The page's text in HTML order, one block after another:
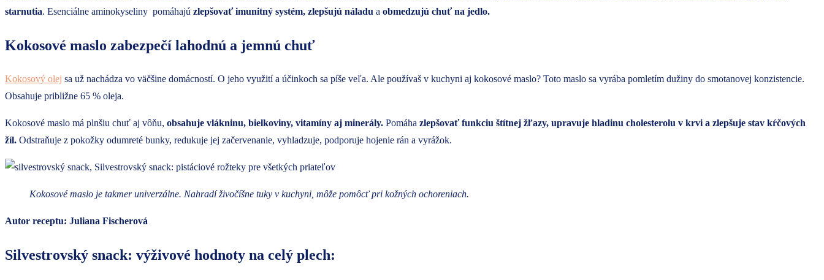
starnutia. Esenciálne aminokyseliny pomáhajú zlepšovať imunitný systém, zlepšujú náladu a obmedzujú chuť na jedlo.
Kokosové maslo zabezpečí lahodnú a jemnú chuť
Kokosový olej sa už nachádza vo väčšine domácností. O jeho využití a účinkoch sa píše veľa. Ale používaš v kuchyni aj kokosové maslo? Toto maslo sa vyrába pomletím dužiny do smotanovej konzistencie.
Obsahuje približne 65 % oleja.
Kokosové maslo má plnšiu chuť aj vôňu, obsahuje vlákninu, bielkoviny, vitamíny aj minerály. Pomáha zlepšovať funkciu štítnej žľazy, upravuje hladinu cholesterolu v krvi a zlepšuje stav kŕčových
žíl. Odstraňuje z pokožky odumreté bunky, redukuje jej začervenanie, vyhladzuje, podporuje hojenie rán a vyrážok.
Kokosové maslo je takmer univerzálne. Nahradí živočíšne tuky v kuchyni, môže pomôcť pri kožných ochoreniach.
Autor receptu: Juliana Fischerová
Silvestrovský snack: výživové hodnoty na celý plech: